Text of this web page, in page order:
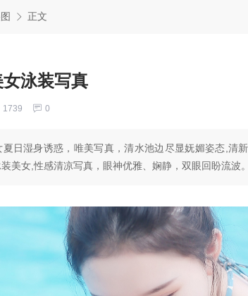
正文
泳装写真
1739 0
日湿身诱惑，唯美写真，清水池边尽显妩媚姿态,清
美女,性感清凉写真，眼神优雅、娴静，双眼回盼流波。